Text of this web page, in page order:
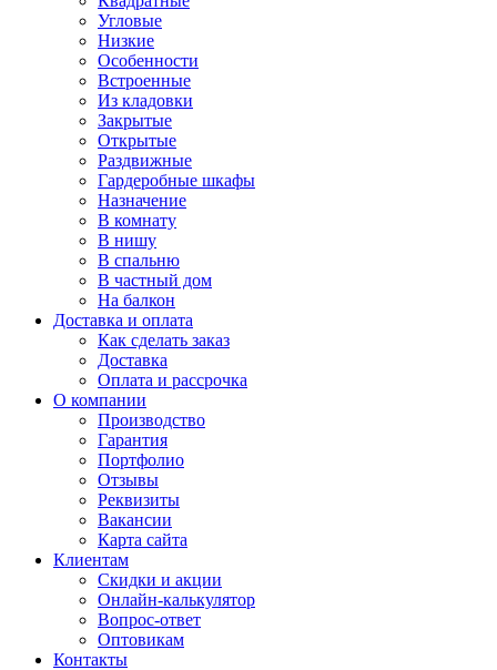
Угловые
Низкие
Особенности
Встроенные
Из кладовки
Закрытые
Открытые
Раздвижные
Гардеробные шкафы
Назначение
В комнату
В нишу
В спальню
В частный дом
На балкон
Доставка и оплата
Как сделать заказ
Доставка
Оплата и рассрочка
О компании
Производство
Гарантия
Портфолио
Отзывы
Реквизиты
Вакансии
Карта сайта
Клиентам
Скидки и акции
Онлайн-калькулятор
Вопрос-ответ
Оптовикам
Контакты